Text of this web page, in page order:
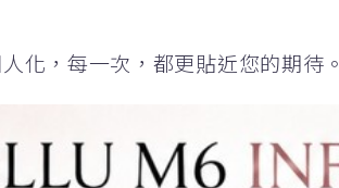
化，每一次，都更貼近您的期待。